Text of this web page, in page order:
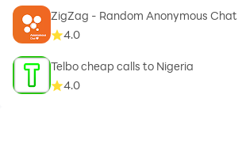
ZigZag - Random Anonymous Chat
4.0
Telbo cheap calls to Nigeria
4.0